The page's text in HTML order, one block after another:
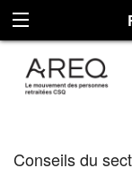
Conseils du